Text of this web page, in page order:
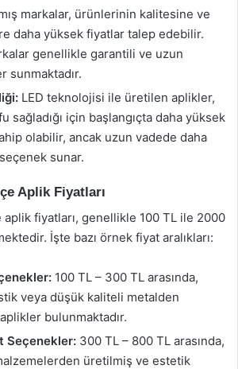
markalar, ürünlerinin kalitesine ve
daha yüksek fiyatlar talep edebilir.
genellikle garantili ve uzun
sunmaktadır.
LED teknolojisi ile üretilen aplikler,
sağladığı için başlangıçta daha yüksek
olabilir, ancak uzun vadede daha
sunar.
Aplik Fiyatları
aplik fiyatları, genellikle 100 TL ile 2000
İşte bazı örnek fiyat aralıkları:
100 TL – 300 TL arasında,
veya düşük kaliteli metalden
bulunmaktadır.
Seçenekler: 300 TL – 800 TL arasında,
üretilmiş ve estetik